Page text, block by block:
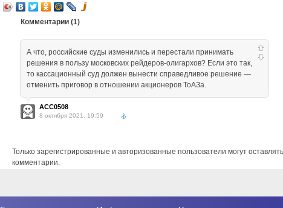
Комментарии (1)
А что, российские суды изменились и перестали принимать
решения в пользу московских рейдеров-олигархов? Если это так,
то кассационный суд должен вынести справедливое решение —
отменить приговор в отношении акционеров ТоАЗа.
ACC0508
8 октября 2021, 19:59
Только зарегистрированные и авторизованные пользователи могут оставлять
комментарии.